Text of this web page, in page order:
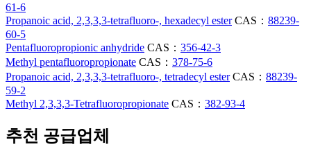
61-6
Propanoic acid, 2,3,3,3-tetrafluoro-, hexadecyl ester CAS： 88239-
60-5
Pentafluoropropionic anhydride CAS： 356-42-3
Methyl pentafluoropropionate CAS： 378-75-6
Propanoic acid, 2,3,3,3-tetrafluoro-, tetradecyl ester CAS： 88239-
59-2
Methyl 2,3,3,3-Tetrafluoropropionate CAS： 382-93-4
추천 공급업체